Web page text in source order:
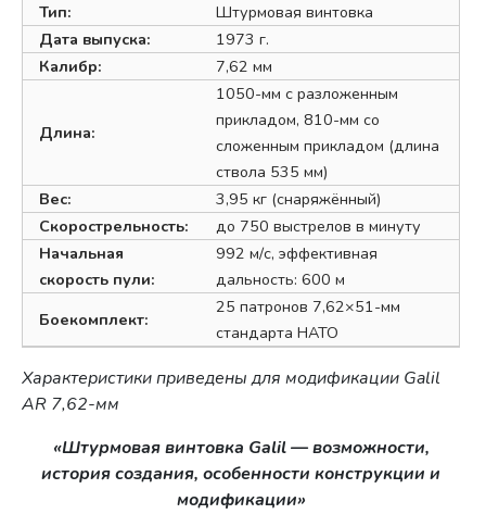
Тип:
Штурмовая винтовка
Дата выпуска:
1973 г.
Калибр:
7,62 мм
Длина:
1050-мм с разложенным
прикладом, 810-мм со
сложенным прикладом (длина
ствола 535 мм)
Вес:
3,95 кг (снаряжённый)
Скорострельность:
до 750 выстрелов в минуту
Начальная
скорость пули:
992 м/с, эффективная
дальность: 600 м
Боекомплект:
25 патронов 7,62×51-мм
стандарта НАТО
Характеристики приведены для модификации Galil
AR 7,62-мм
«Штурмовая винтовка Galil — возможности,
история создания, особенности конструкции и
модификации»